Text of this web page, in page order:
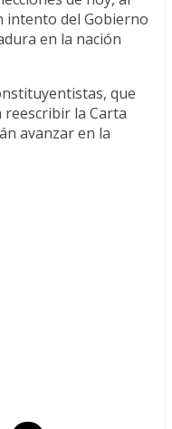
intento del Gobierno
en la nación
que
la Carta
avanzar en la